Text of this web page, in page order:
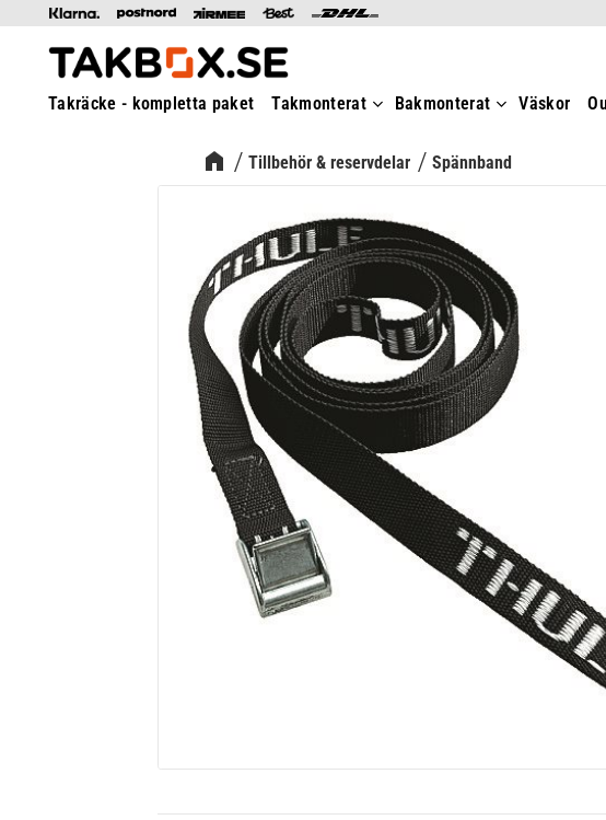
Takräcke - kompletta paket Takmonterat Bakmonterat Väskor
Tillbehör & reservdelar Spännband